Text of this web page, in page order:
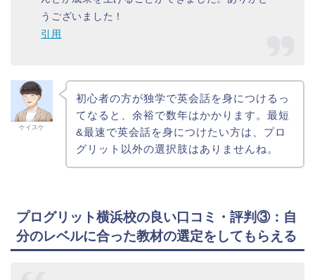
うございました！
引用
ケイスケ
初心者の方が独学で英会話を身につけるっ
てなると、余裕で数年はかかります。最短
&最速で英会話を身につけたい方は、プロ
グリット以外の選択肢はありませんね。
プログリット横浜校の良い口コミ・評判③：自
分のレベルに合った教材の選定をしてもらえる